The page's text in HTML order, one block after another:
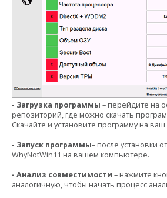
- Загрузка программы – перейдите на
репозиторий, где можно скачать
Скачайте и установите программу на
- Запуск программы– после установки
WhyNotWin11 на вашем компьютере.
- Анализ совместимости – нажмите
аналогичную, чтобы начать процесс